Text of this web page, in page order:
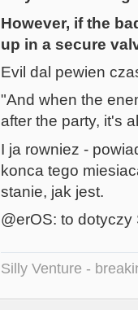
However, if the
up in a secure
Evil dal pewien
"And when the
after the party, it's
I ja rowniez -
konca tego
stanie, jak jest.
@erOS: to
Silly Venture -